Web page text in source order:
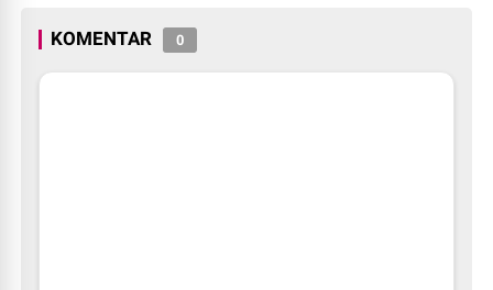
KOMENTAR 0